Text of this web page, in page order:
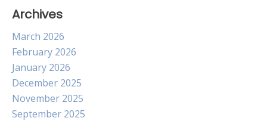
Archives
March 2026
February 2026
January 2026
December 2025
November 2025
September 2025